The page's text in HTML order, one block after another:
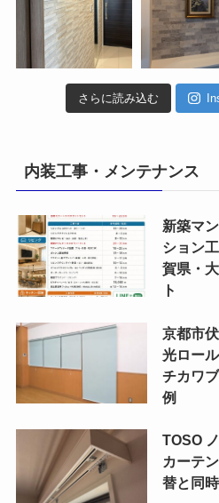
さらに読み込む
内装工事・メンテナンス
新築マ
ション
賀県・
ト
京都市
光ロー
チカワ
例
TOSO
カーテ
替と同